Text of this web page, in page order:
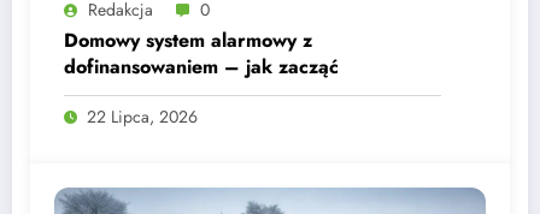
Redakcja 0
Domowy system alarmowy z
dofinansowaniem – jak zacząć
22 Lipca, 2026